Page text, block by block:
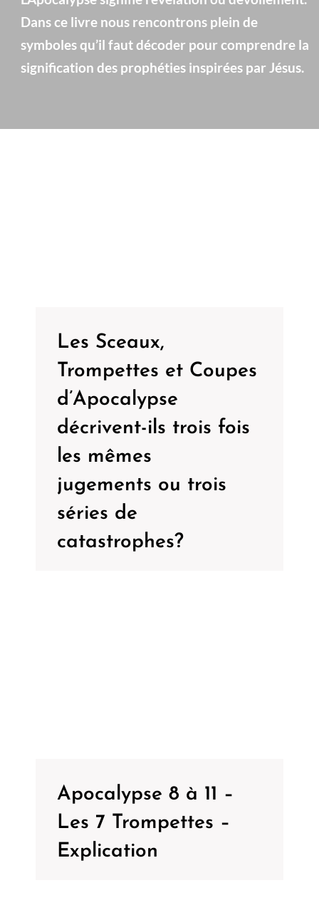
Dans ce livre nous rencontrons plein de
symboles qu’il faut décoder pour comprendre la
signification des prophéties inspirées par Jésus.
Les Sceaux,
Trompettes et Coupes
d’Apocalypse
décrivent-ils trois fois
les mêmes
jugements ou trois
séries de
catastrophes?
Apocalypse 8 à 11 –
Les 7 Trompettes –
Explication